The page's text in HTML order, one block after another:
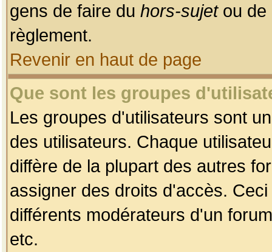
gens de faire du hors-sujetou de
règlement.
Revenir en haut de page
Que sont les groupes
Les groupes d'utilisateurs sont
des utilisateurs. Chaque
diffère de la plupart des autres
assigner des droits d'accès.
différents modérateurs d'un
etc.